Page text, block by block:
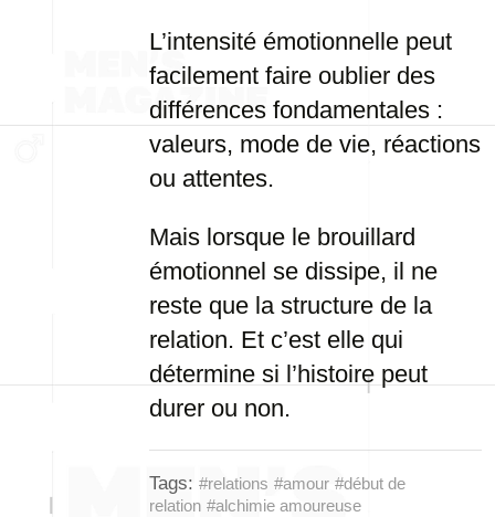
L’intensité émotionnelle peut
facilement faire oublier des
différences fondamentales :
valeurs, mode de vie, réactions
ou attentes.
Mais lorsque le brouillard
émotionnel se dissipe, il ne
reste que la structure de la
relation. Et c’est elle qui
détermine si l’histoire peut
durer ou non.
Tags: #relations #amour #début de
relation #alchimie amoureuse